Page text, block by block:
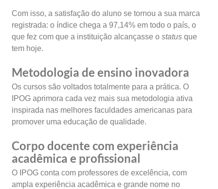
Com isso, a satisfação do aluno se tornou a sua marca
registrada: o índice chega a 97,14% em todo o país, o
que fez com que a instituição alcançasse o status que
tem hoje.
Metodologia de ensino inovadora
Os cursos são voltados totalmente para a prática. O
IPOG aprimora cada vez mais sua metodologia ativa
inspirada nas melhores faculdades americanas para
promover uma educação de qualidade.
Corpo docente com experiência
acadêmica e profissional
O IPOG conta com professores de excelência, com
ampla experiência acadêmica e grande nome no